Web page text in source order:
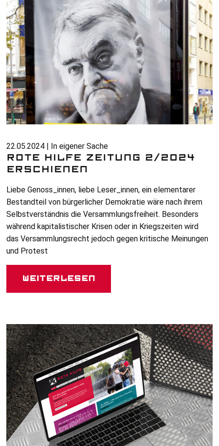
22.05.2024 | In eigener Sache
ROTE HILFE ZEITUNG 2/2024
ERSCHIENEN
Liebe Genoss_innen, liebe Leser_innen, ein elementarer
Bestandteil von bürgerlicher Demokratie wäre nach ihrem
Selbstverständnis die Versammlungsfreiheit. Besonders
während kapitalistischer Krisen oder in Kriegszeiten wird
das Versammlungsrecht jedoch gegen kritische Meinungen
und Protest
Weiterlesen